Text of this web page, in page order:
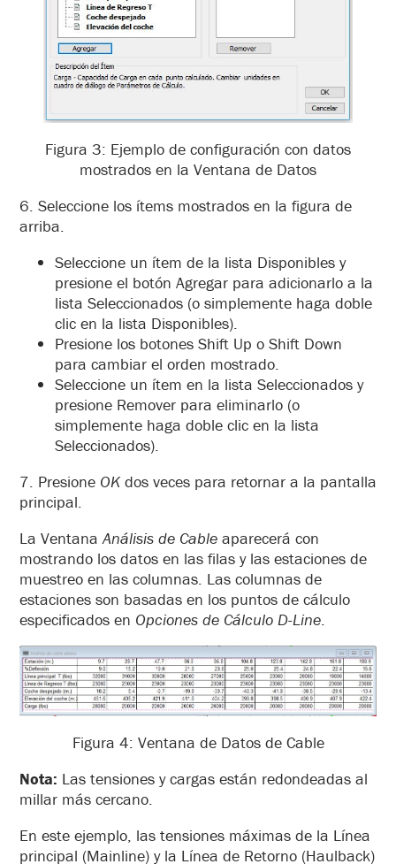
Figura 3: Ejemplo de configuración con datos
mostrados en la Ventana de Datos
6. Seleccione los ítems mostrados en la figura de
arriba.
Seleccione un ítem de la lista Disponibles y
presione el botón Agregar para adicionarlo a la
lista Seleccionados (o simplemente haga doble
clic en la lista Disponibles).
Presione los botones Shift Up o Shift Down
para cambiar el orden mostrado.
Seleccione un ítem en la lista Seleccionados y
presione Remover para eliminarlo (o
simplemente haga doble clic en la lista
Seleccionados).
7. Presione OK dos veces para retornar a la pantalla
principal.
La VentanaAnálisis de Cable aparecerá con
mostrando los datos en las filas y las estaciones de
muestreo en las columnas. Las columnas de
estaciones son basadas en los puntos de cálculo
especificados en Opciones de Cálculo D-Line.
Figura 4: Ventana de Datos de Cable
Nota: Las tensiones y cargas están redondeadas al
millar más cercano.
En este ejemplo, las tensiones máximas de la Línea
principal (Mainline) y la Línea de Retorno (Haulback)